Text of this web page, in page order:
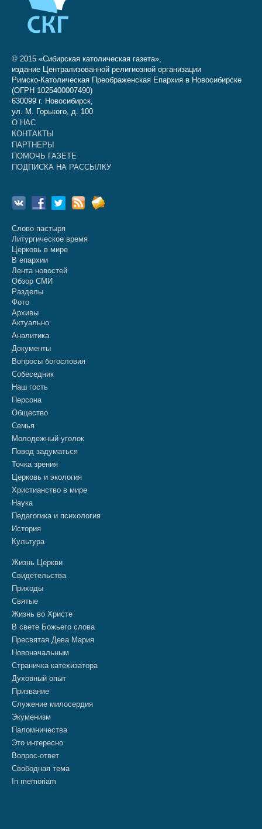
© 2015 «Сибирская католическая газета»,
издание Централизованной религиозной организации
Римско-Католическая Преображенская Епархия в Новосибирске
(ОГРН 1025400007490)
630099 г. Новосибирск,
ул. М. Горького, д. 100
О НАС
КОНТАКТЫ
ПАРТНЕРЫ
ПОМОЧЬ ГАЗЕТЕ
ПОДПИСКА НА РАССЫЛКУ
Слово пастыря
Литургическое время
Церковь в мире
В епархии
Лента новостей
Обзор СМИ
Разделы
Фото
Архивы
Актуально
Аналитика
Документы
Вопросы богословия
Собеседник
Наш гость
Персона
Общество
Семья
Молодежный уголок
Повод задуматься
Точка зрения
Церковь и экология
Христианство в мире
Наука
Педагогика и психология
История
Культура
Жизнь Церкви
Свидетельства
Приходы
Святые
Жизнь во Христе
В свете Божьего слова
Пресвятая Дева Мария
Новоначальным
Страничка катехизатора
Духовный опыт
Призвание
Служение милосердия
Экуменизм
Паломничества
Это интересно
Вопрос-ответ
Свободная тема
In memoriam